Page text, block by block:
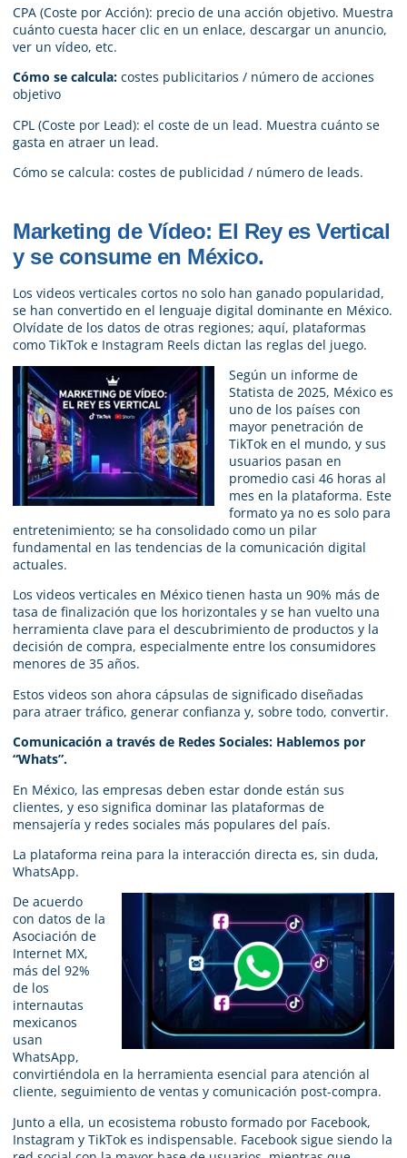
CPA (Coste por Acción): precio de una acción objetivo. Muestra
cuánto cuesta hacer clic en un enlace, descargar un anuncio,
ver un vídeo, etc.
Cómo se calcula: costes publicitarios / número de acciones
objetivo
CPL (Coste por Lead): el coste de un lead. Muestra cuánto se
gasta en atraer un lead.
Cómo se calcula: costes de publicidad / número de leads.
Marketing de Vídeo: El Rey es Vertical
y se consume en México.
Los videos verticales cortos no solo han ganado popularidad,
se han convertido en el lenguaje digital dominante en México.
Olvídate de los datos de otras regiones; aquí, plataformas
como TikTok e Instagram Reels dictan las reglas del juego.
Según un informe de
Statista de 2025, México es
uno de los países con
mayor penetración de
TikTok en el mundo, y sus
usuarios pasan en
promedio casi 46 horas al
mes en la plataforma. Este
formato ya no es solo para
entretenimiento; se ha consolidado como un pilar
fundamental en las tendencias de la comunicación digital
actuales.
Los videos verticales en México tienen hasta un 90% más de
tasa de finalización que los horizontales y se han vuelto una
herramienta clave para el descubrimiento de productos y la
decisión de compra, especialmente entre los consumidores
menores de 35 años.
Estos videos son ahora cápsulas de significado diseñadas
para atraer tráfico, generar confianza y, sobre todo, convertir.
Comunicación a través de Redes Sociales: Hablemos por
“Whats”.
En México, las empresas deben estar donde están sus
clientes, y eso significa dominar las plataformas de
mensajería y redes sociales más populares del país.
La plataforma reina para la interacción directa es, sin duda,
WhatsApp.
De acuerdo
con datos de la
Asociación de
Internet MX,
más del 92%
de los
internautas
mexicanos
usan
WhatsApp,
convirtiéndola en la herramienta esencial para atención al
cliente, seguimiento de ventas y comunicación post-compra.
Junto a ella, un ecosistema robusto formado por Facebook,
Instagram y TikTok es indispensable. Facebook sigue siendo la